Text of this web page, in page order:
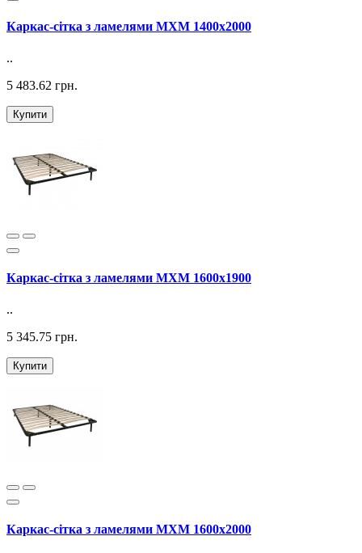
Каркас-сітка з ламелями MXM 1400х2000
..
5 483.62 грн.
Купити
Каркас-сітка з ламелями MXM 1600х1900
..
5 345.75 грн.
Купити
Каркас-сітка з ламелями MXM 1600х2000